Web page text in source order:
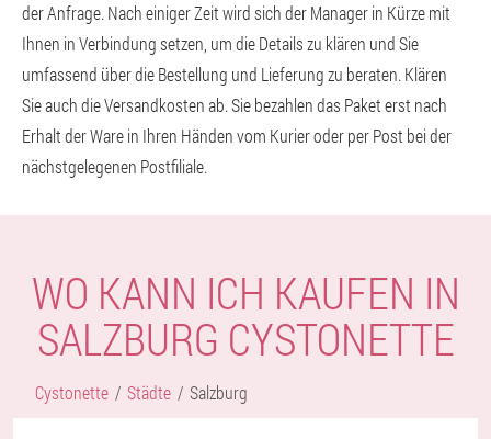
der Anfrage. Nach einiger Zeit wird sich der Manager in Kürze mit
Ihnen in Verbindung setzen, um die Details zu klären und Sie
umfassend über die Bestellung und Lieferung zu beraten. Klären
Sie auch die Versandkosten ab. Sie bezahlen das Paket erst nach
Erhalt der Ware in Ihren Händen vom Kurier oder per Post bei der
nächstgelegenen Postfiliale.
WO KANN ICH KAUFEN IN
SALZBURG CYSTONETTE
Cystonette Städte Salzburg